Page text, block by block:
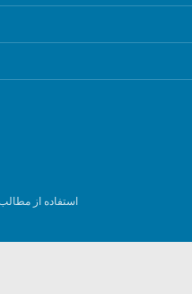
استفاده از